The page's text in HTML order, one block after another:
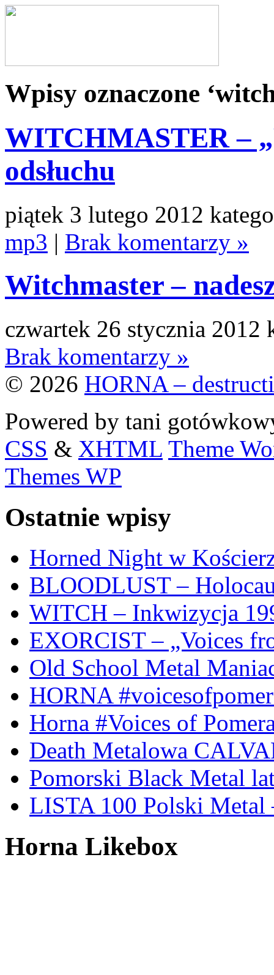
Wpisy oznaczone
WITCHMASTER –
odsłuchu
piątek 3 lutego 2012
mp3 | Brak komentarzy »
Witchmaster –
czwartek 26 stycznia 2012
Brak komentarzy »
© 2026 HORNA –
Powered by tani
CSS & XHTML Theme
Themes WP
Ostatnie wpisy
Horned Night w
BLOODLUST –
WITCH – Inkwizycja
EXORCIST – „Voices
Old School Metal
HORNA
Horna #Voices of
Death Metalowa
Pomorski Black Metal
LISTA 100 Polski Metal
Horna Likebox